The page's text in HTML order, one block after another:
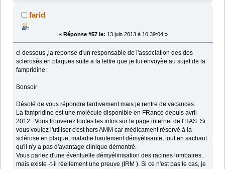
farid
« Réponse #57 le: 13 juin 2013 à 10:39:04 »
ci dessous ,la reponse d'un responsable de l'association des des
sclerosès en plaques suite a la lettre que je lui envoyèe au sujet de la
fampridine:
Bonsoir
Désolé de vous répondre tardivement mais je rentre de vacances.
La fampridine est une molécule disponible en FRance depuis avril
2012. Vous trouverez toutes les infos sur la page internet de l'HAS. Si
vous voulez l'utiliser c'est hors AMM car médicament réservé à la
sclérose en plaque, maladie hautement démyélisante, tout en sachant
qu'il n'y a pas d'avantage clinique démontré.
Vous parlez d'une éventuelle démyélinisation des racines lombaires..
mais existe -t-il réellement une preuve (IRM ). Si ce n'est pas le cas, je